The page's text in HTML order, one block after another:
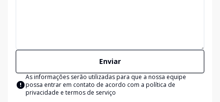
Enviar
As informações serão utilizadas para que a nossa equipe
possa entrar em contato de acordo com a política de
privacidade e termos de serviço